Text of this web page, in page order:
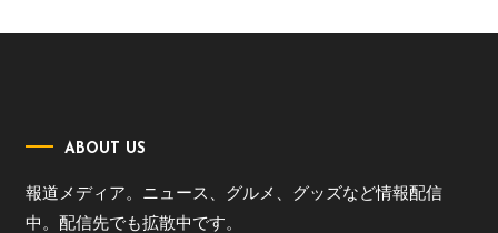
ABOUT US
報道メディア。ニュース、グルメ、グッズなど情報配信
中。配信先でも拡散中です。